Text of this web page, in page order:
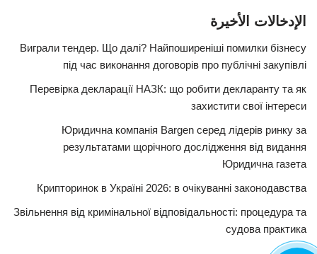
الإدخالات الأخيرة
Виграли тендер. Що далі? Найпоширеніші помилки бізнесу
під час виконання договорів про публічні закупівлі
Перевірка декларації НАЗК: що робити декларанту та як
захистити свої інтереси
Юридична компанія Bargen серед лідерів ринку за
результатами щорічного дослідження від видання
Юридична газета
Крипторинок в Україні 2026: в очікуванні законодавства
Звільнення від кримінальної відповідальності: процедура та
судова практика